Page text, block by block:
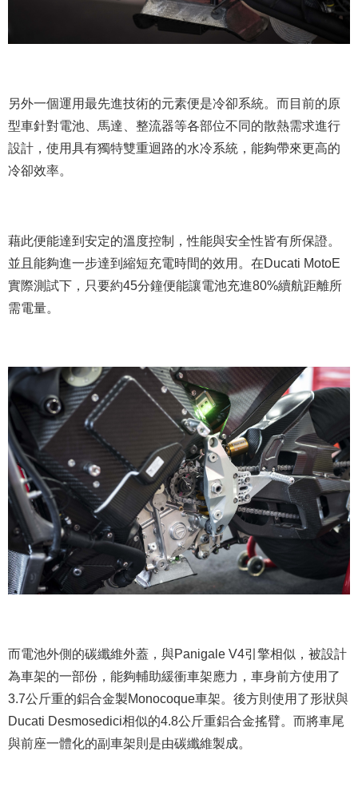
另外一個運用最先進技術的元素便是冷卻系統。而目前的原
型車針對電池、馬達、整流器等各部位不同的散熱需求進行
設計，使用具有獨特雙重迴路的水冷系統，能夠帶來更高的
冷卻效率。
藉此便能達到安定的溫度控制，性能與安全性皆有所保證。
並且能夠進一步達到縮短充電時間的效用。在Ducati MotoE
實際測試下，只要約45分鐘便能讓電池充進80%續航距離所
需電量。
而電池外側的碳纖維外蓋，與Panigale V4引擎相似，被設計
為車架的一部份，能夠輔助緩衝車架應力，車身前方使用了
3.7公斤重的鋁合金製Monocoque車架。後方則使用了形狀與
Ducati Desmosedici相似的4.8公斤重鋁合金搖臂。而將車尾
與前座一體化的副車架則是由碳纖維製成。